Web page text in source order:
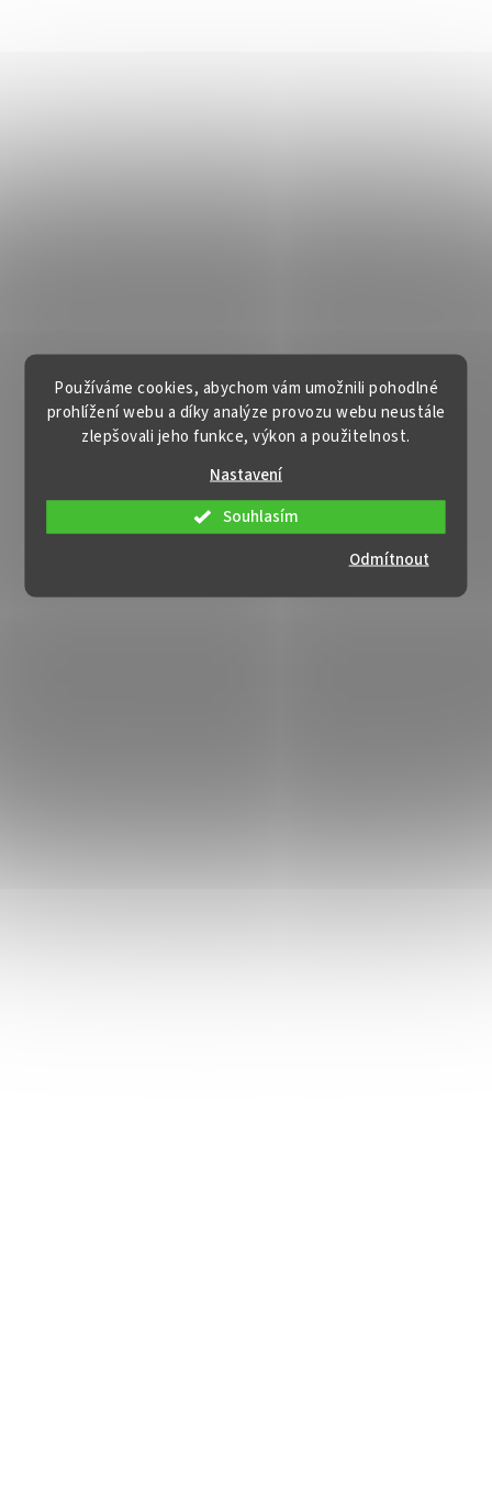
Používáme cookies, abychom vám umožnili pohodlné
prohlížení webu a díky analýze provozu webu neustále
zlepšovali jeho funkce, výkon a použitelnost.
Nastavení
Odmítnout
Souhlasím